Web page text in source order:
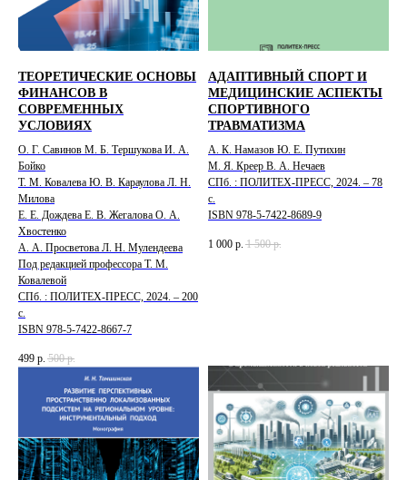
ТЕОРЕТИЧЕСКИЕ ОСНОВЫ
ФИНАНСОВ В
СОВРЕМЕННЫХ
УСЛОВИЯХ
О. Г. Савинов М. Б. Тершукова И. А.
Бойко
Т. М. Ковалева Ю. В. Караулова Л. Н.
Милова
Е. Е. Дождева Е. В. Жегалова О. А.
Хвостенко
А. А. Просветова Л. Н. Мулендеева
Под редакцией профессора Т. М.
Ковалевой
СПб. : ПОЛИТЕХ-ПРЕСС, 2024. – 200
с.
ISBN 978-5-7422-8667-7
499 р. 500 р.
АДАПТИВНЫЙ СПОРТ И
МЕДИЦИНСКИЕ АСПЕКТЫ
СПОРТИВНОГО
ТРАВМАТИЗМА
А. К. Намазов Ю. Е. Путихин
М. Я. Креер В. А. Нечаев
СПб. : ПОЛИТЕХ-ПРЕСС, 2024. – 78
с.
ISBN 978-5-7422-8689-9
1 000 р. 1 500 р.